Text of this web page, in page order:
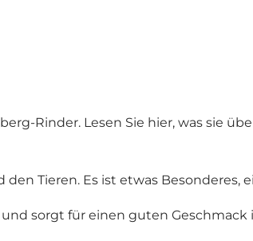
Rinder. Lesen Sie hier, was sie
Tieren. Es ist etwas Besonderes,
sorgt für einen guten Geschmack